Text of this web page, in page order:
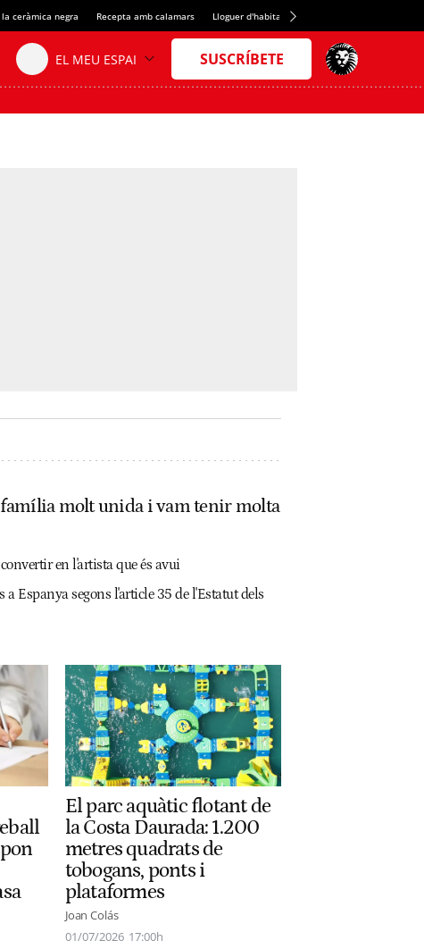
ceràmica negra Recepta amb calamars Lloguer d'habitacions a Espanya
família molt unida i vam tenir molta
en l'artista que és avui
Espanya segons l'article 35 de l'Estatut dels
El parc aquàtic flotant de
la Costa Daurada: 1.200
metres quadrats de
tobogans, ponts i
plataformes
Joan Colás
01/07/2026 17:00h